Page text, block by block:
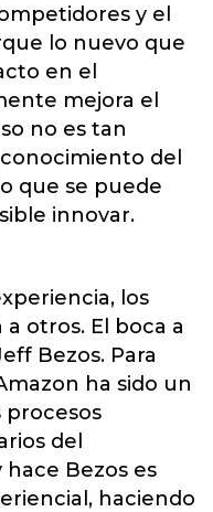
y el
lo nuevo que
en el
mejora el
no es tan
del
que se puede
innovar.
los
otros. El boca a
Bezos. Para
ha sido un
procesos
del
Bezos es
haciendo